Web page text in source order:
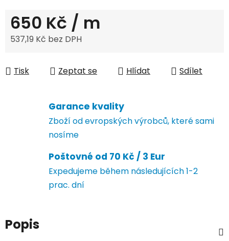
650 Kč / m
537,19 Kč bez DPH
Tisk
Zeptat se Hlídat Sdílet
Garance kvality
Zboží od evropských výrobců, které sami
nosíme
Poštovné od 70 Kč / 3 Eur
Expedujeme během následujících 1-2
prac. dní
Popis